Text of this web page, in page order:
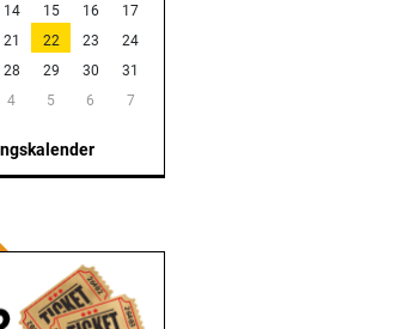
14 15 16
17
21 22 23
24
28 29 30
31
4 5 6 7